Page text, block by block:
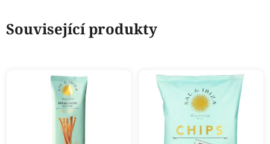
Související produkty